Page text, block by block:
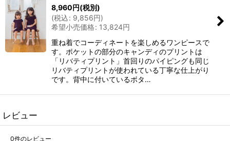
8,960円(税別)
(税込: 9,856円)
希望小売価格: 13,824円
重ね着でコーディネートを楽しめるワンピースで
す。ポケットの部分のキャンディのプリントは
「リバティプリント」首回りのパイピングも同じ
リバティプリントが使われている丁寧な仕上がり
です。背中に付いているボタ…
レビュー
0件のレビュー